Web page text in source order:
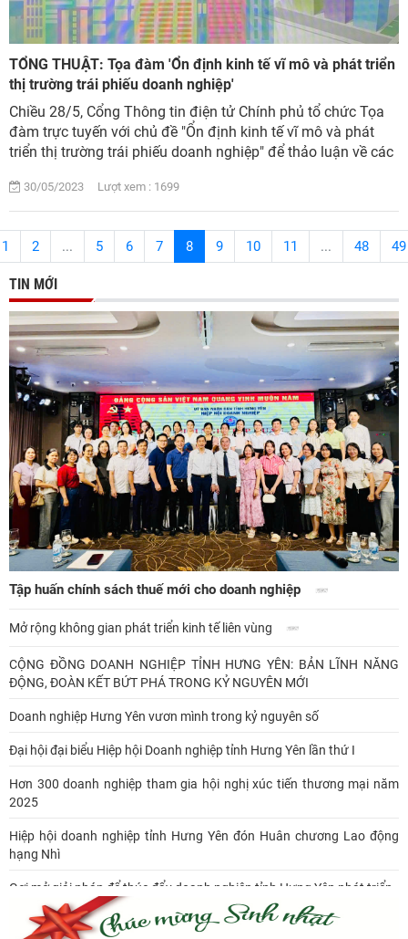
TỔNG THUẬT: Tọa đàm 'Ổn định kinh tế vĩ mô và phát triển
thị trường trái phiếu doanh nghiệp'
Chiều 28/5, Cổng Thông tin điện tử Chính phủ tổ chức Tọa
đàm trực tuyến với chủ đề "Ổn định kinh tế vĩ mô và phát
triển thị trường trái phiếu doanh nghiệp" để thảo luận về các
30/05/2023 Lượt xem : 1699
1 2 ... 5 6 7 8 9 10 11 ... 48 49
TIN MỚI
Tập huấn chính sách thuế mới cho doanh nghiệp
Mở rộng không gian phát triển kinh tế liên vùng
CỘNG ĐỒNG DOANH NGHIỆP TỈNH HƯNG YÊN: BẢN LĨNH NĂNG
ĐỘNG, ĐOÀN KẾT BỨT PHÁ TRONG KỶ NGUYÊN MỚI
Doanh nghiệp Hưng Yên vươn mình trong kỷ nguyên số
Đại hội đại biểu Hiệp hội Doanh nghiệp tỉnh Hưng Yên lần thứ I
Hơn 300 doanh nghiệp tham gia hội nghị xúc tiến thương mại năm
2025
Hiệp hội doanh nghiệp tỉnh Hưng Yên đón Huân chương Lao động
hạng Nhì
Gợi mở giải pháp để thúc đẩy doanh nghiệp tỉnh Hưng Yên phát triển
Ông Đỗ Văn Vẻ là Chủ tịch Hiệp hội Doanh nghiệp tỉnh Hưng Yên